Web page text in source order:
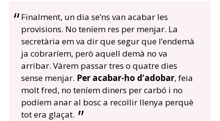
Finalment, un dia se’ns van acabar les
provisions. No teníem res per menjar. La
secretària em va dir que segur que l’endemà
ja cobraríem, però aquell demà no va
arribar. Vàrem passar tres o quatre dies
sense menjar. Per acabar-ho d’adobar, feia
molt fred, no teníem diners per carbó i no
podíem anar al bosc a recollir llenya perquè
tot era glaçat.